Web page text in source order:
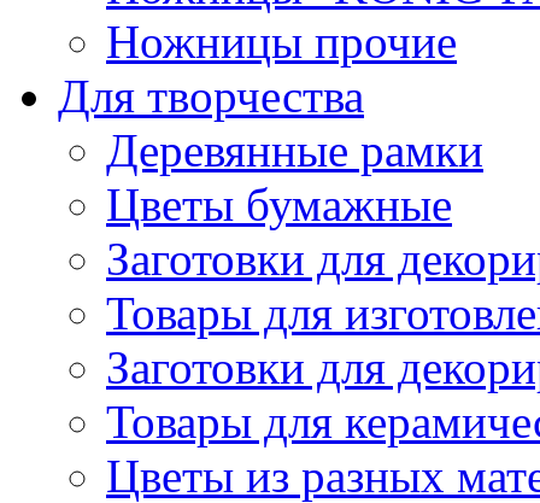
Ножницы прочие
Для творчества
Деревянные рамки
Цветы бумажные
Заготовки для
Товары для
Заготовки для
Товары для
Цветы из разных